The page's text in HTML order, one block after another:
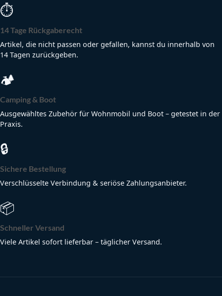
⏱
14 Tage Rückgaberecht
Artikel, die nicht passen oder gefallen, kannst du innerhalb von
14 Tagen zurückgeben.
🏕
Camping & Boot
Ausgewähltes Zubehör für Wohnmobil und Boot – getestet in der
Praxis.
🔒
Sichere Bestellung
Verschlüsselte Verbindung & seriöse Zahlungsanbieter.
📦
Schneller Versand
Viele Artikel sofort lieferbar – täglicher Versand.